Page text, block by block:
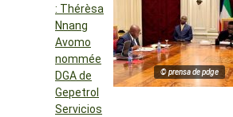
© prensa de pdge
: Thérèsa
Nnang
Avomo
nommée
DGA de
Gepetrol
Servicios